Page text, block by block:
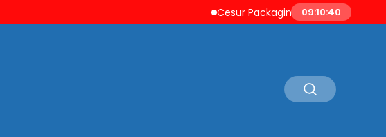
Cesur Packaging, Mısır’daki Üretim
09:10:41